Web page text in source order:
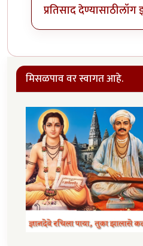
प्रतिसाद देण्यासाठीलॉग
मिसळपाव वर स्वागत आहे.